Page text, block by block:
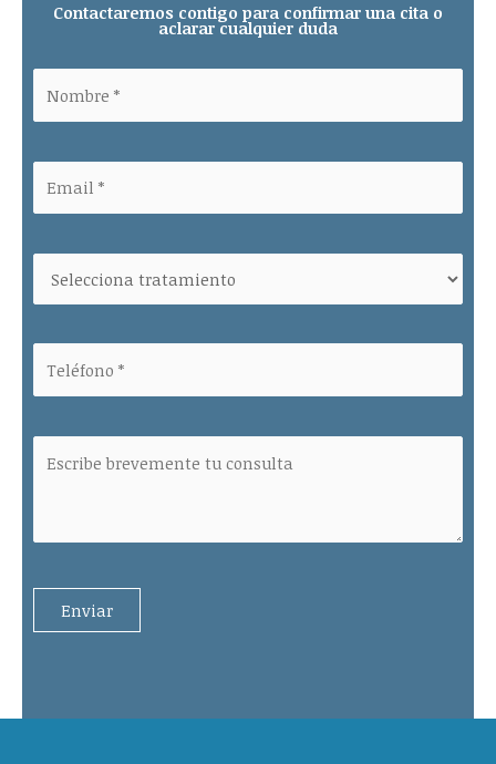
Contactaremos contigo para confirmar una cita o
aclarar cualquier duda